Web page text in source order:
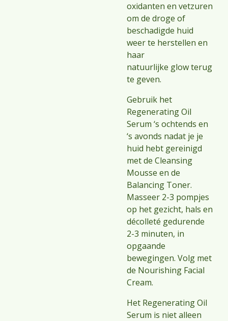
oxidanten en vetzuren
om de droge of
beschadigde huid
weer te herstellen en
haar
natuurlijke glowterug
te geven.
Gebruik het
Regenerating Oil
Serum ‘s ochtends en
‘s avonds nadat je je
huid hebt gereinigd
met de Cleansing
Mousse en de
Balancing Toner.
Masseer 2-3 pompjes
op het gezicht, hals en
décolleté gedurende
2-3 minuten, in
opgaande
bewegingen. Volg met
de Nourishing Facial
Cream.
Het Regenerating Oil
Serum is niet alleen